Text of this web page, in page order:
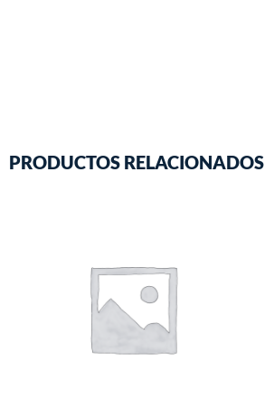
PRODUCTOS RELACIONADOS